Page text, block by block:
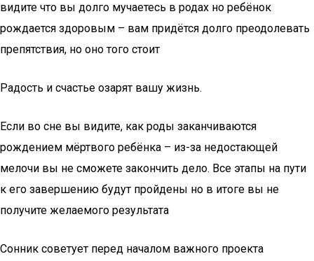
видите что вы долго мучаетесь в родах но ребёнок
рождается здоровым – вам придётся долго преодолевать
препятствия, но оно того стоит
Радость и счастье озарят вашу жизнь.
Если во сне вы видите, как роды заканчиваются
рождением мёртвого ребёнка – из-за недостающей
мелочи вы не сможете закончить дело. Все этапы на пути
к его завершению будут пройдены но в итоге вы не
получите желаемого результата
Сонник советует перед началом важного проекта